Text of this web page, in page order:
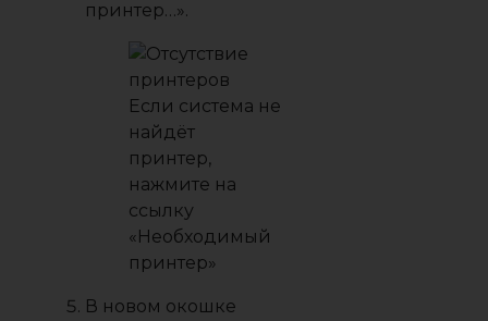
принтер…».
Если система не
найдёт
принтер,
нажмите на
ссылку
«Необходимый
принтер»
В новом окошке